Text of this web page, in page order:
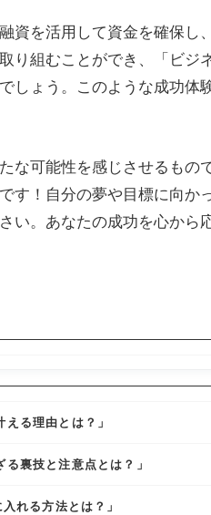
資を活用して資金を確保し
り組むことができ、「ビジ
しょう。このような成功体
な可能性を感じさせるもの
！自分の夢や目標に向か
い。あなたの成功を心から
る理由とは？」
裏技と注意点とは？」
れる方法とは？」